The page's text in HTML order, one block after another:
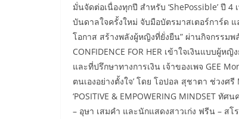
มั่นจัดต่อเนื่องทุกปี สำหรับ ‘ShePossible’ ปี
บันดาลใจครั้งใหม่ จับมือบัตรมาสเตอร์การ์ด
โอกาส สร้างพลังผู้หญิงที่ยั่งยืน” ผ่านกิจกรรมพ
CONFIDENCE FOR HER เข้าใจเงินแบบผู้
และที่ปรึกษาทางการเงิน เจ้าของเพจ GEE
ตนเองอย่างตั้งใจ’ โดย โอปอล สุชาตา ช่วงศ
‘POSITIVE & EMPOWERING MINDSET
– อุษา เสมคำ และนักแสดงสาวเก่ง ฟรีน – ส